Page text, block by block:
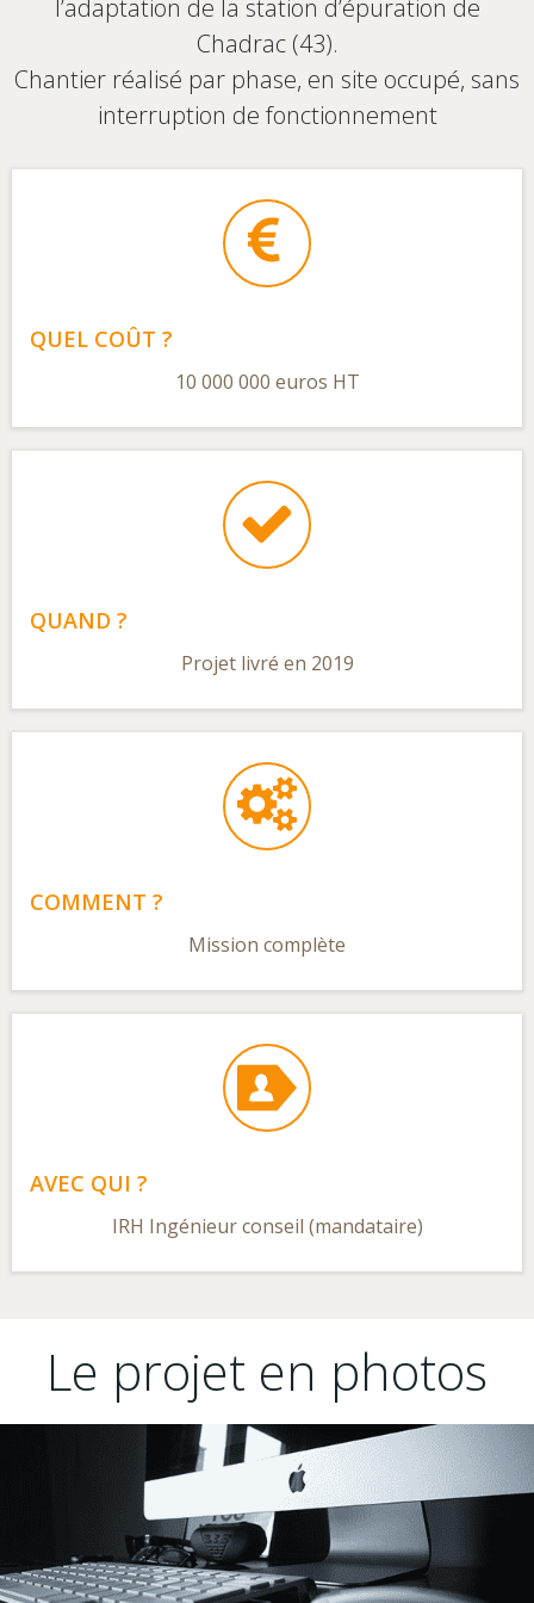
l’adaptation de la station d’épuration de
Chadrac (43).
Chantier réalisé par phase, en site occupé, sans
interruption de fonctionnement
QUEL COÛT ?
10 000 000 euros HT
QUAND ?
Projet livré en 2019
COMMENT ?
Mission complète
AVEC QUI ?
IRH Ingénieur conseil (mandataire)
Le projet en photos